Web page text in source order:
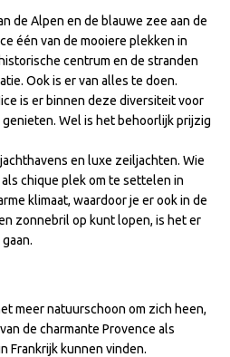
de Alpen en de blauwe zee aan de
één van de mooiere plekken in
centrum en de stranden
Ook is er van alles te doen.
is er binnen deze diversiteit voor
Wel is het behoorlijk prijzig
en luxe zeiljachten. Wie
chique plek om te settelen in
klimaat, waardoor je er ook in de
zonnebril op kunt lopen, is het er
meer natuurschoon om zich heen,
de charmante Provence als
Frankrijk kunnen vinden.